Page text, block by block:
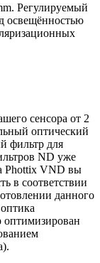
Регулируемый
освещённостью
сенсора от 2
оптический
фильтр для
ND уже
Phottix VND вы
в соответствии
данного
оптимизирован